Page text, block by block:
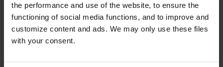
the performance and use of the website, to ensure the
functioning of social media functions, and to improve and
customize content and ads. We may only use these files
with your consent.
zkušené obchodníky.
Atraktivní provizní systém: umožňuje vám dosáhnout
vysokých příjmů dle vašeho výkonu.
Zajistíte si perspektivní budoucnost (možnost